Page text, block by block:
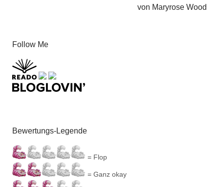
von Maryrose Wood
Follow Me
Bewertungs-Legende
= Flop
= Ganz okay